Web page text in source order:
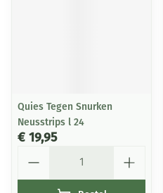
Quies Tegen Snurken
Neusstrips l 24
€ 19,95